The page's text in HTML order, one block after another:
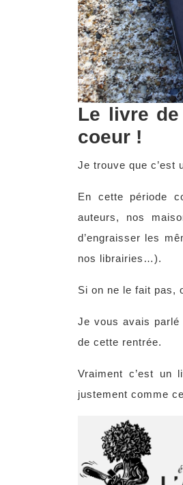
Le livre
coeur !
Je trouve que c’est
En cette période
auteurs, nos
d’engraisser les
nos librairies…).
Si on ne le fait pas,
Je vous avais
de cette rentrée.
Vraiment c’est un
justement comme